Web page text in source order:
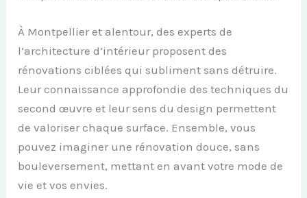
À Montpellier et alentour, des experts de
l’architecture d’intérieur proposent des
rénovations ciblées qui subliment sans détruire.
Leur connaissance approfondie des techniques du
second œuvre et leur sens du design permettent
de valoriser chaque surface. Ensemble, vous
pouvez imaginer une rénovation douce, sans
bouleversement, mettant en avant votre mode de
vie et vos envies.